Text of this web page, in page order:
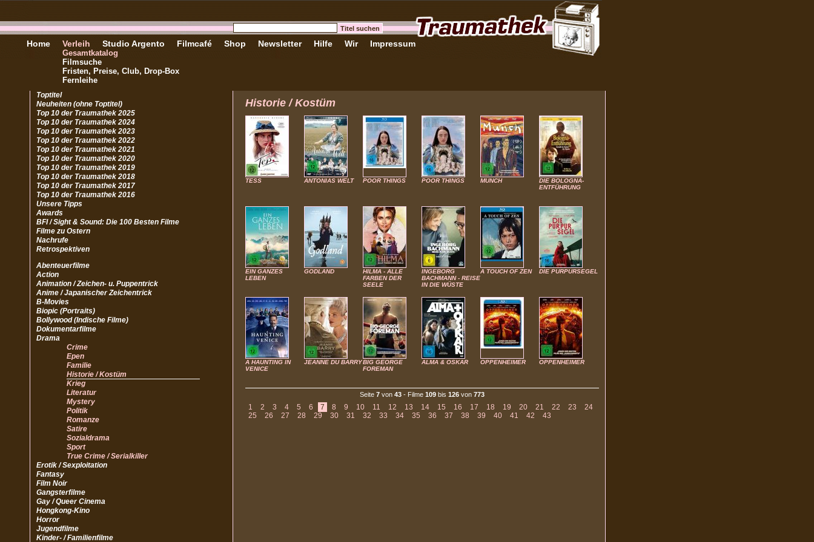
Home Verleih
Gesamtkatalog
Filmsuche
Fristen, Preise, Club, Drop-Box
Fernleihe
Studio Argento Filmcafé Shop Newsletter Hilfe Wir Impressum
Toptitel
Neuheiten (ohne Toptitel)
Top 10 der Traumathek 2025
Top 10 der Traumathek 2024
Top 10 der Traumathek 2023
Top 10 der Traumathek 2022
Top 10 der Traumathek 2021
Top 10 der Traumathek 2020
Top 10 der Traumathek 2019
Top 10 der Traumathek 2018
Top 10 der Traumathek 2017
Top 10 der Traumathek 2016
Unsere Tipps
Awards
BFI / Sight & Sound: Die 100 Besten Filme
Filme zu Ostern
Nachrufe
Retrospektiven
Abenteuerfilme
Action
Animation / Zeichen- u. Puppentrick
Anime / Japanischer Zeichentrick
B-Movies
Biopic (Portraits)
Bollywood (Indische Filme)
Dokumentarfilme
Drama
Crime
Epen
Familie
Historie / Kostüm
Krieg
Literatur
Mystery
Politik
Romanze
Satire
Sozialdrama
Sport
True Crime / Serialkiller
Erotik / Sexploitation
Fantasy
Film Noir
Gangsterfilme
Gay / Queer Cinema
Hongkong-Kino
Horror
Jugendfilme
Kinder- / Familienfilme
Historie / Kostüm
TESS ANTONIAS WELT POOR THINGS POOR THINGS MUNCH
DIE BOLOGNA-
ENTFÜHRUNG
EIN GANZES
LEBEN
GODLAND
HILMA - ALLE
FARBEN DER
SEELE
INGEBORG
BACHMANN - REISE
IN DIE WÜSTE
A TOUCH OF ZEN DIE PURPURSEGEL
A HAUNTING IN
VENICE
JEANNE DU BARRYBIG GEORGE
FOREMAN
ALMA & OSKAR OPPENHEIMER OPPENHEIMER
Seite 7 von 43 - Filme 109 bis 126 von 773
1 2 3 4 5 6 7 8 9 10 11 12 13 14 15 16 17 18 19 20 21 22 23
24
25
26 27 28 29 30 31 32 33 34 35 36 37 38 39 40 41 42 43